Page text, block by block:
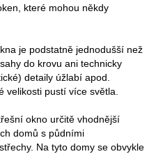
které mohou někdy
je podstatně jednodušší než
do krovu ani technicky
detaily úžlabí apod.
velikosti pustí více světla.
okno určitě vhodnější
domů s půdními
Na tyto domy se obvykle